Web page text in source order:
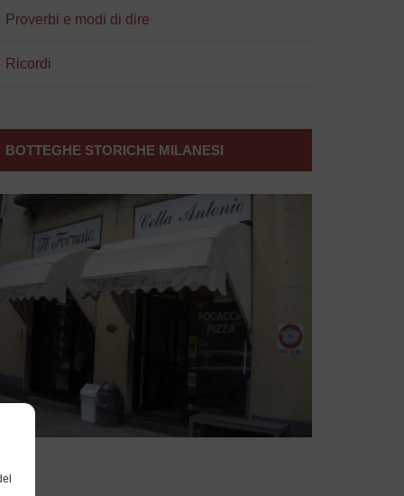
Proverbi e modi di dire
Ricordi
BOTTEGHE STORICHE MILANESI